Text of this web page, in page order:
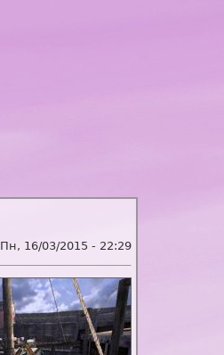
Пн, 16/03/2015 - 22:29